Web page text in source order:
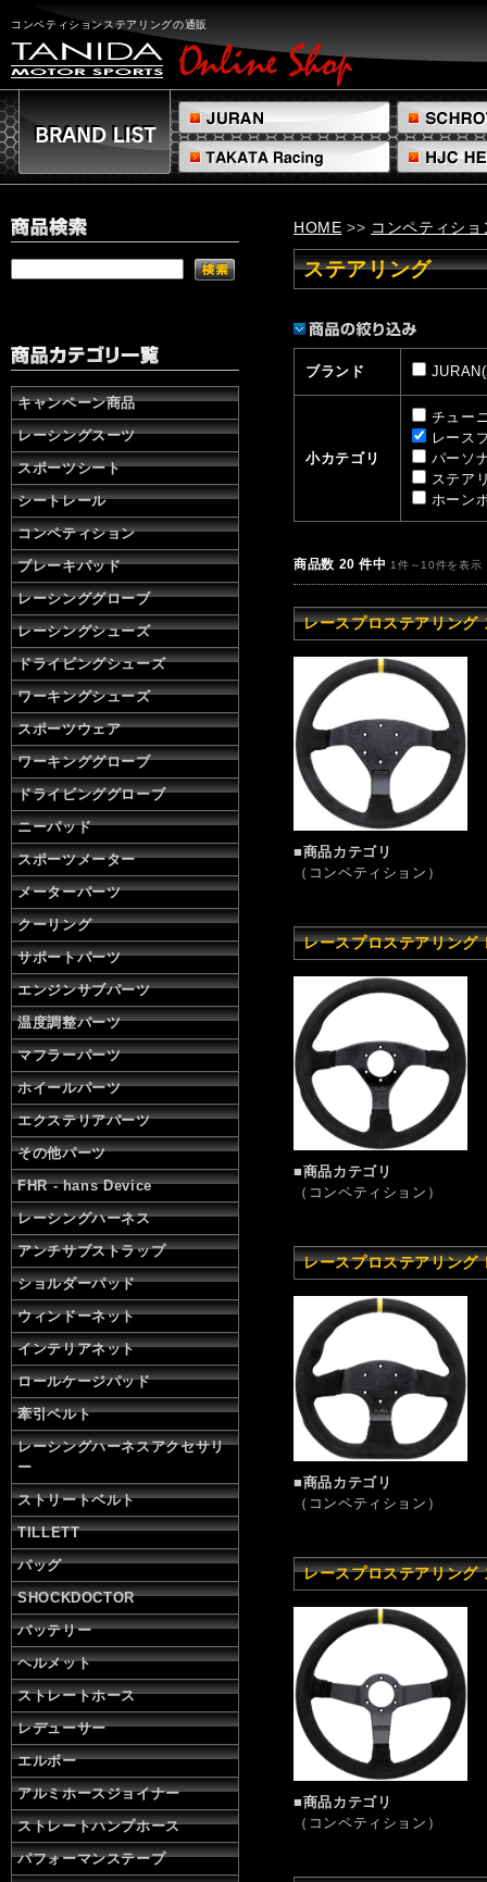
コンペティションステアリングの通販
ン
ペ
テ
ィ
シ
ョ
ン
ス
ア
リ
ン
グ
販
株
式
会
社
タ
ニ
ダ
キャンペーン商品
レーシングスーツ
スポーツシート
シートレール
コンペティション
ブレーキパッド
レーシンググローブ
レーシングシューズ
ドライビングシューズ
ワーキングシューズ
スポーツウェア
ワーキンググローブ
ドライビンググローブ
ニーパッド
スポーツメーター
メーターパーツ
クーリング
サポートパーツ
エンジンサブパーツ
温度調整パーツ
マフラーパーツ
ホイールパーツ
エクステリアパーツ
その他パーツ
FHR - hans Device
レーシングハーネス
アンチサブストラップ
ショルダーパッド
ウィンドーネット
インテリアネット
ロールケージパッド
牽引ベルト
レーシングハーネスアクセサリ
ー
ストリートベルト
TILLETT
バッグ
SHOCKDOCTOR
バッテリー
ヘルメット
ストレートホース
レデューサー
エルボー
アルミホースジョイナー
ストレートハンプホース
パフォーマンステープ
HOME >> コンペティショ
ステアリング
ブランド
小カテゴリ
チュー
レース
パーソ
ステア
ホーン
商品数 20 件中 1件～10件を表示
レースプロステアリン
■商品カテゴリ
（コンペティション）
レースプロステアリン
■商品カテゴリ
（コンペティション）
レースプロステアリン
■商品カテゴリ
（コンペティション）
レースプロステアリン
■商品カテゴリ
（コンペティション）